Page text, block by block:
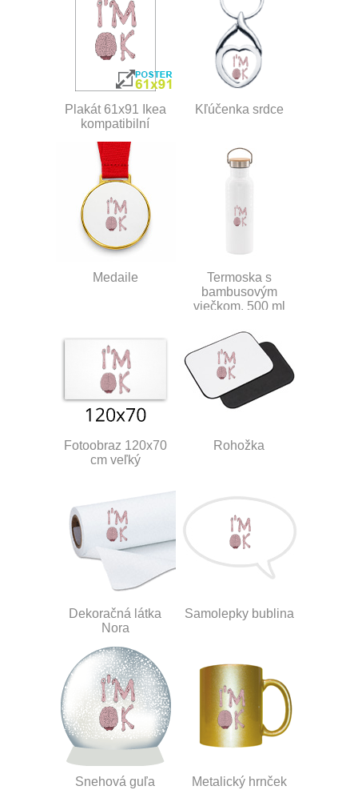
Plakát 61x91 Ikea
kompatibilní
Kľúčenka srdce
Medaile
Termoska s
bambusovým
viečkom, 500 ml
Fotoobraz 120x70
cm veľký
Rohožka
Dekoračná látka
Nora
Samolepky bublina
Snehová guľa Metalický hrnček